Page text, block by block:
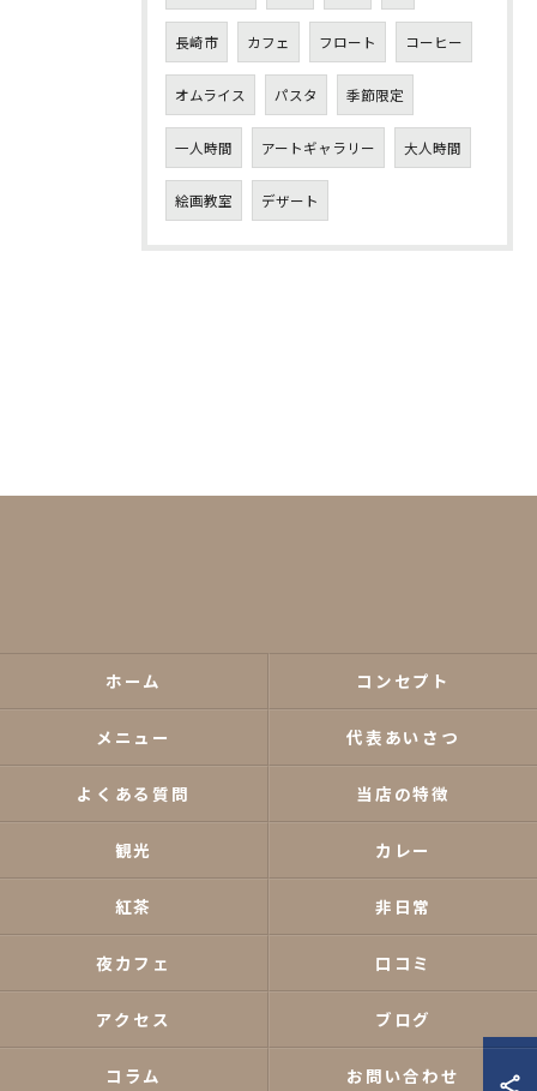
長崎市 カフェ フロート コーヒー
オムライス パスタ 季節限定
一人時間 アートギャラリー 大人時間
絵画教室 デザート
ホーム コンセプト
メニュー 代表あいさつ
よくある質問 当店の特徴
観光 カレー
紅茶 非日常
夜カフェ 口コミ
アクセス ブログ
コラム お問い合わせ